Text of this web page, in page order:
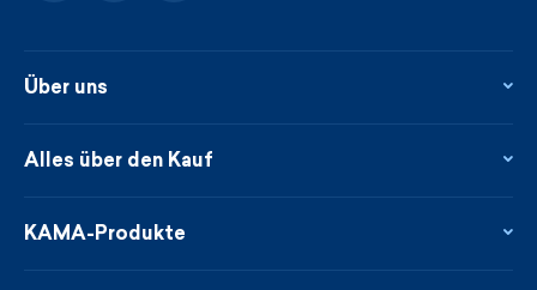
Über uns
Kontakte
Neuheiten
Alles über den Kauf
Treueprogramm
KAMA-Produkte